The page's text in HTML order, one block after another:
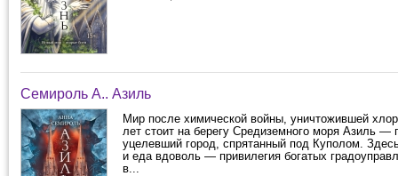
Семироль А.. Азиль
Мир после химической войны, уничтожившей
лет стоит на берегу Средиземного моря Азиль —
уцелевший город, спрятанный под Куполом.
и еда вдоволь — привилегия богатых
в...